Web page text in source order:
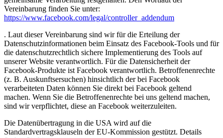
Vereinbarung finden Sie unter:
https://www.facebook.com/legal/controller_addendum
. Laut dieser Vereinbarung sind wir für die Erteilung der
Datenschutzinformationen beim Einsatz des Facebook-Tools und für
die datenschutzrechtlich sichere Implementierung des Tools auf
unserer Website verantwortlich. Für die Datensicherheit der
Facebook-Produkte ist Facebook verantwortlich. Betroffenenrechte
(z. B. Auskunftsersuchen) hinsichtlich der bei Facebook
verarbeiteten Daten können Sie direkt bei Facebook geltend
machen. Wenn Sie die Betroffenenrechte bei uns geltend machen,
sind wir verpflichtet, diese an Facebook weiterzuleiten.
Die Datenübertragung in die USA wird auf die
Standardvertragsklauseln der EU-Kommission gestützt. Details